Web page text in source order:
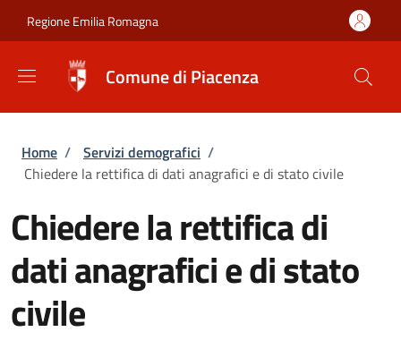
Regione Emilia Romagna
Comune di Piacenza
Briciole di pane
Home / Servizi demografici /
Chiedere la rettifica di dati anagrafici e di stato civile
Chiedere la rettifica di
dati anagrafici e di stato
civile